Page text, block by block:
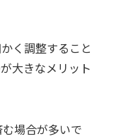
く調整すること
大きなメリット
場合が多いで